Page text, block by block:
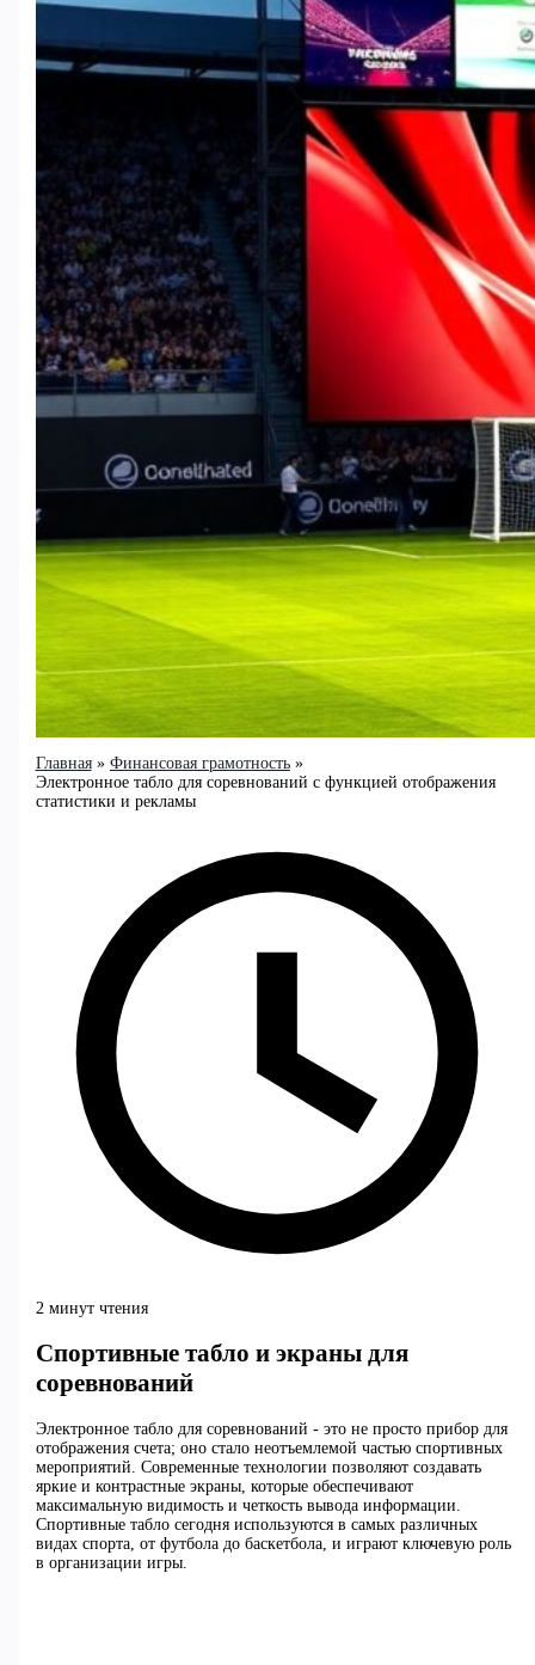
Главная
Финансовая грамотность
Электронное табло для соревнований с функцией отображения
статистики и рекламы
2 минут чтения
Спортивные табло и экраны для
соревнований
Электронное табло для соревнований - это не просто прибор для
отображения счета; оно стало неотъемлемой частью спортивных
мероприятий. Современные технологии позволяют создавать
яркие и контрастные экраны, которые обеспечивают
максимальную видимость и четкость вывода информации.
Спортивные табло сегодня используются в самых различных
видах спорта, от футбола до баскетбола, и играют ключевую роль
в организации игры.